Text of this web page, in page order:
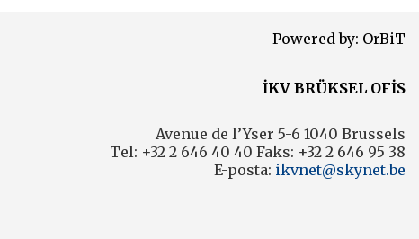
Powered by: OrBiT
İKV BRÜKSEL OFİS
Avenue de l’Yser 5-6 1040 Brussels
Tel: +32 2 646 40 40 Faks: +32 2 646 95 38
E-posta: ikvnet@skynet.be